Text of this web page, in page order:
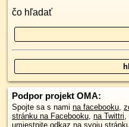
čo hľadať
Podpor projekt OMA:
Spojte sa s nami na facebooku,
stránku na Facebooku, na Twittri,
umiestnite odkaz na svoju